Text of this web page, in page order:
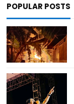
POPULAR POSTS